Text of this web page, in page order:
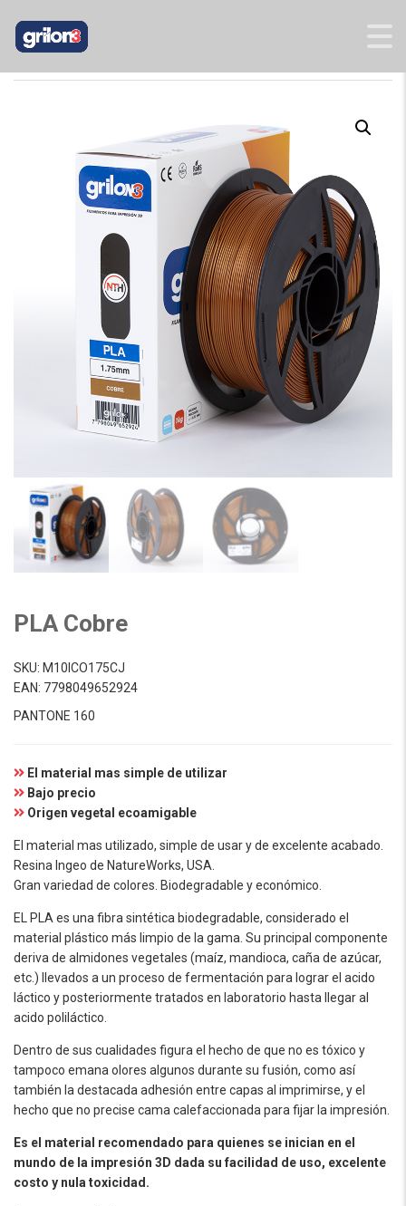
PLA Cobre
SKU: M10ICO175CJ
EAN: 7798049652924
PANTONE 160
El material mas simple de utilizar
Bajo precio
Origen vegetal ecoamigable
El material mas utilizado, simple de usar y de excelente acabado.
Resina Ingeo de NatureWorks, USA.
Gran variedad de colores. Biodegradable y económico.
EL PLA es una fibra sintética biodegradable, considerado el
material plástico más limpio de la gama. Su principal componente
deriva de almidones vegetales (maíz, mandioca, caña de azúcar,
etc.) llevados a un proceso de fermentación para lograr el acido
láctico y posteriormente tratados en laboratorio hasta llegar al
acido poliláctico.
Dentro de sus cualidades figura el hecho de que no es tóxico y
tampoco emana olores algunos durante su fusión, como así
también la destacada adhesión entre capas al imprimirse, y el
hecho que no precise cama calefaccionada para fijar la impresión.
Es el material recomendado para quienes se inician en el
mundo de la impresión 3D dada su facilidad de uso, excelente
costo y nula toxicidad.